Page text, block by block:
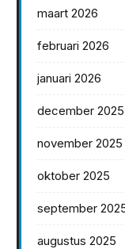
maart 2026
februari 2026
januari 2026
december 2025
november 2025
oktober 2025
september
augustus 2025